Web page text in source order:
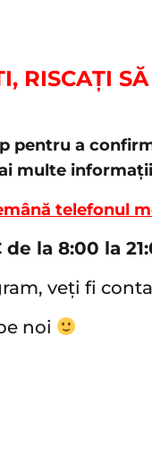
RISCAȚI
pentru a
multe
telefonul
la 8:00 la
veți fi
noi